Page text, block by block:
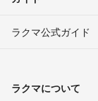
ラクマ公式ガイド
ラクマについて